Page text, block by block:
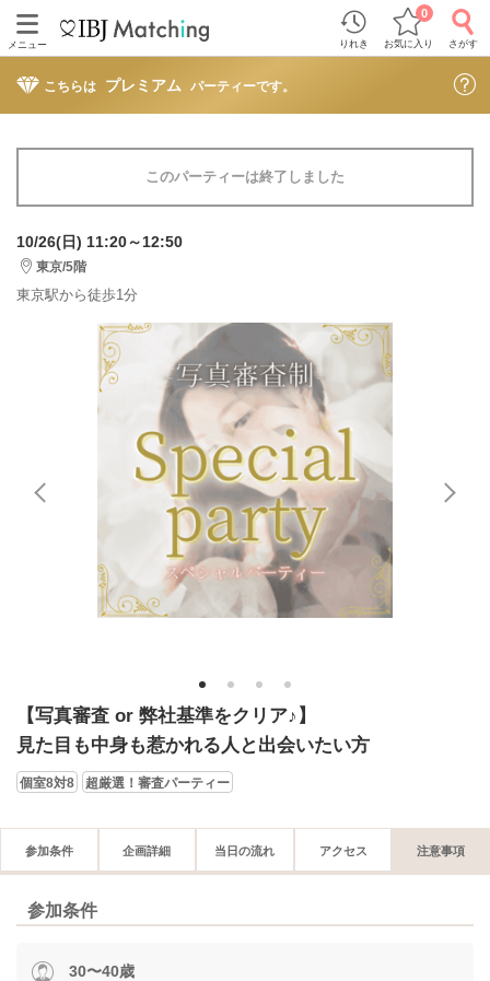
メニュー りれき お気に入り
0
さがす
こちらは プレミアム パーティーです。
このパーティーは終了しました
10/26(日) 11:20～12:50
東京/5階
東京駅から徒歩1分
1 2 3 4
【写真審査 or 弊社基準をクリア♪】
見た目も中身も惹かれる人と出会いたい方
個室8対8 超厳選！審査パーティー
参加条件 企画詳細 当日の流れ アクセス 注意事項
参加条件
30〜40歳